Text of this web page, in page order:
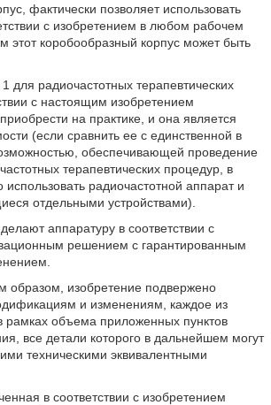
фактически позволяет использовать
с изобретением в любом рабочем
этот коробообразный корпус может быть
для радиочастотных терапевтических
с настоящим изобретением
на практике, и она является
(если сравнить ее с единственной в
обеспечивающей проведение
терапевтических процедур, в
радиочастотной аппарат и
отдельными устройствами).
аппаратуру в соответствии с
решением с гарантированным
образом, изобретение подвержено
и изменениям, каждое из
рамках объема приложенных пунктов
все детали которого в дальнейшем могут
техническими эквивалентными
в соответствии с изобретением